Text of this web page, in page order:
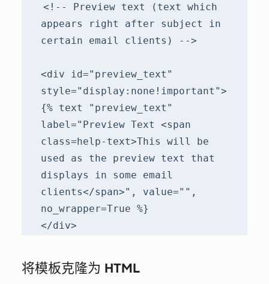
<!-- Preview text (text which
appears right after subject in
certain email clients) -->
<div id="preview_text"
style="display:none!important">
{% text "preview_text"
label="Preview Text <span
class=help-text>This will be
used as the preview text that
displays in some email
clients</span>", value="",
no_wrapper=True %}
</div>
将模板克隆为 HTML